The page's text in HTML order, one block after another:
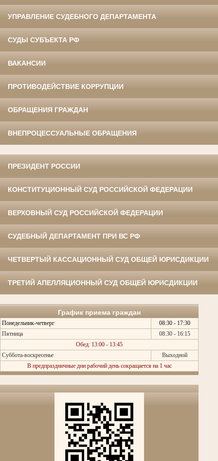
УПРАВЛЕНИЕ СУДЕБНОГО ДЕПАРТАМЕНТА
СУДЫ СУБЪЕКТА РФ
ВАКАНСИИ
ПРОТИВОДЕЙСТВИЕ КОРРУПЦИИ
ОБРАЩЕНИЯ ГРАЖДАН
ВНЕПРОЦЕССУАЛЬНЫЕ ОБРАЩЕНИЯ
ПРЕЗИДЕНТ РОССИИ
КОНСТИТУЦИОННЫЙ СУД РОССИЙСКОЙ ФЕДЕРАЦИИ
ВЕРХОВНЫЙ СУД РОССИЙСКОЙ ФЕДЕРАЦИИ
СУДЕБНЫЙ ДЕПАРТАМЕНТ ПРИ ВС РФ
ЧЕТВЕРТЫЙ КАССАЦИОННЫЙ СУД ОБЩЕЙ ЮРИСДИКЦИИ
ТРЕТИЙ АПЕЛЛЯЦИОННЫЙ СУД ОБЩЕЙ ЮРИСДИКЦИИ
График приема граждан
Понедельник-четверг
08:30 - 17:30
Пятница
08:30 - 16:15
Обед: 13:00 - 13:45
Суббота-воскресенье
Выходной
В предпраздничные дни рабочий день сокращается на 1 час